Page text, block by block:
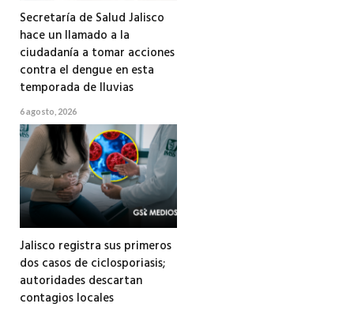
Secretaría de Salud Jalisco
hace un llamado a la
ciudadanía a tomar acciones
contra el dengue en esta
temporada de lluvias
6 agosto, 2026
Jalisco registra sus primeros
dos casos de ciclosporiasis;
autoridades descartan
contagios locales